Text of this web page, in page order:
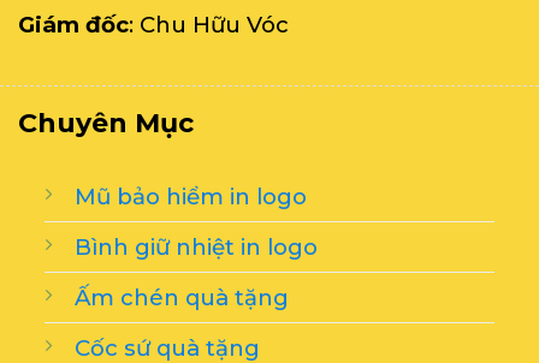
Giám đốc: Chu Hữu Vóc
Chuyên Mục
Mũ bảo hiểm in logo
Bình giữ nhiệt in logo
Ấm chén quà tặng
Cốc sứ quà tặng